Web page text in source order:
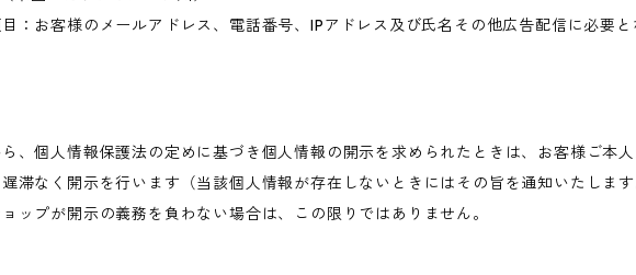
：お客様のメールアドレス、電話番号、IPアドレス及び氏名その他広告配信に必要
、個人情報保護法の定めに基づき個人情報の開示を求められたときは、お客様ご本
滞なく開示を行います（当該個人情報が存在しないときにはその旨を通知いたしま
ップが開示の義務を負わない場合は、この限りではありません。